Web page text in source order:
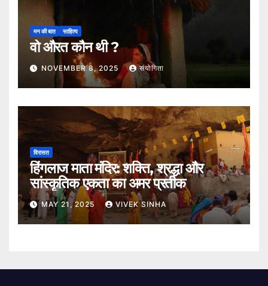
मन की बात साहित्य
वो औरत कौन थी ?
NOVEMBER 8, 2025 संयोगिता
विरासत
हिंगलाज माता मंदिर: शक्ति, श्रद्धा और
सांस्कृतिक एकता का अमर प्रतीक
MAY 21, 2025 VIVEK SINHA